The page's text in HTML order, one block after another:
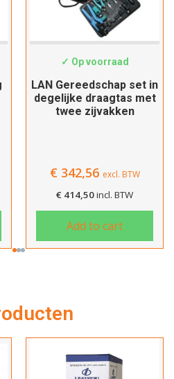
19062046
✓ Op voorraad
LAN Gereedschap set in
degelijke draagtas met
twee zijvakken
€342,56 excl. BTW
€ 414,50incl. BTW
Add to cart
dank!
toegevoegd